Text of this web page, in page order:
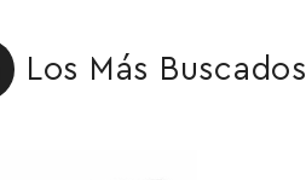
Los Más Buscados